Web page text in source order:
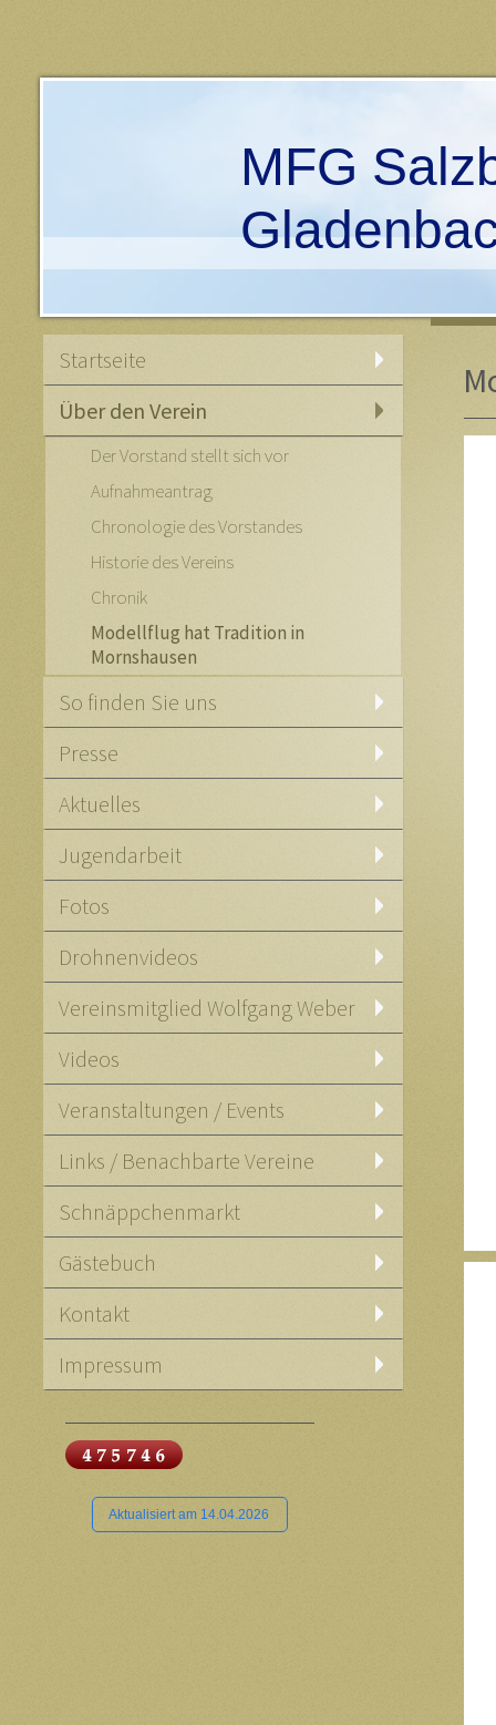
MFG
Startseite
Über den Verein
Der Vorstand stellt sich vor
Aufnahmeantrag
Chronologie des Vorstandes
Historie des Vereins
Chronik
Modellflug hat Tradition in
Mornshausen
So finden Sie uns
Presse
Aktuelles
Jugendarbeit
Fotos
Drohnenvideos
Vereinsmitglied Wolfgang Weber
Videos
Veranstaltungen / Events
Links / Benachbarte Vereine
Schnäppchenmarkt
Gästebuch
Kontakt
Impressum
Aktualisiert am 14.04.2026